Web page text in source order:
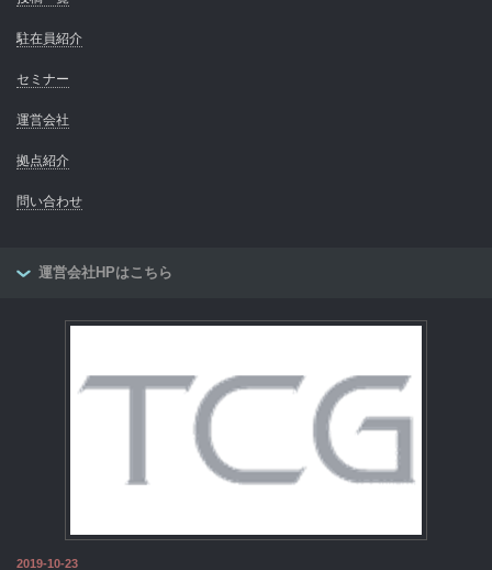
駐在員紹介
セミナー
運営会社
拠点紹介
問い合わせ
運営会社HPはこちら
2019-10-23